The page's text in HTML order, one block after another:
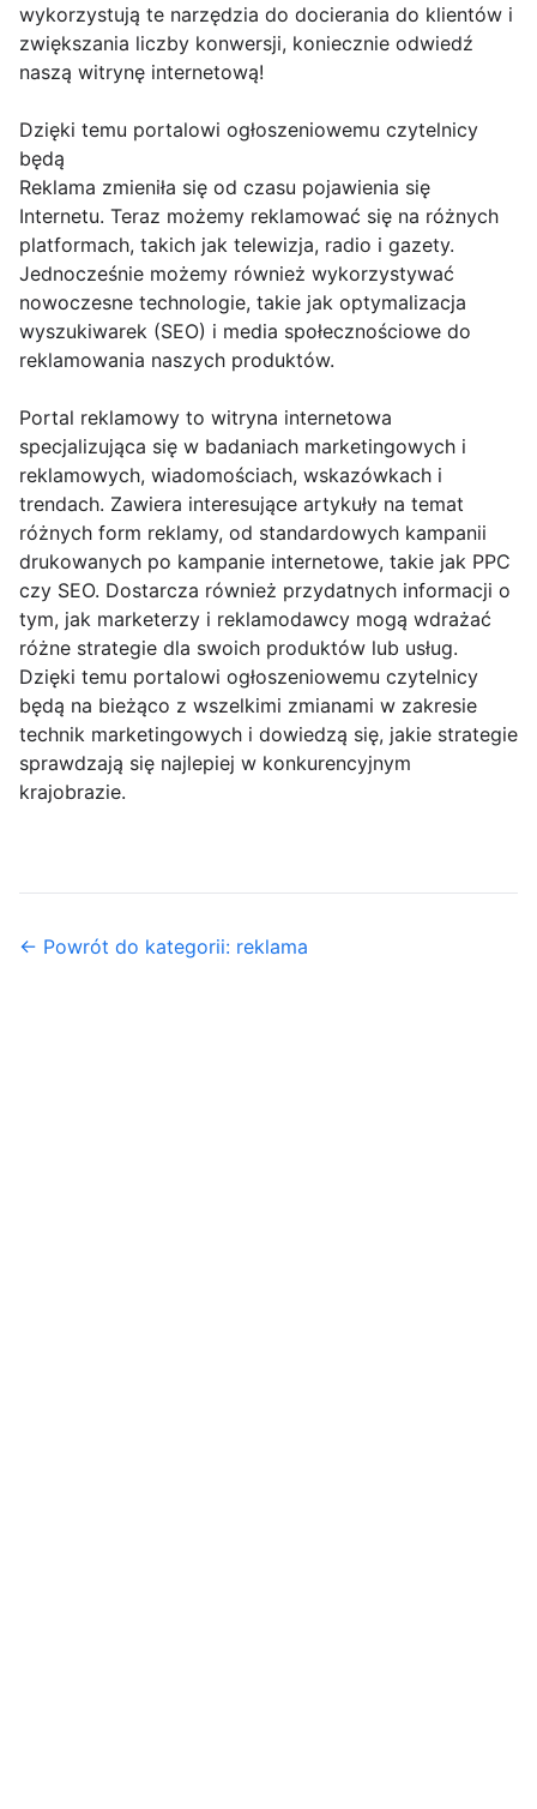
wykorzystują te narzędzia do docierania do klientów i
zwiększania liczby konwersji, koniecznie odwiedź
naszą witrynę internetową!
Dzięki temu portalowi ogłoszeniowemu czytelnicy
będą
Reklama zmieniła się od czasu pojawienia się
Internetu. Teraz możemy reklamować się na różnych
platformach, takich jak telewizja, radio i gazety.
Jednocześnie możemy również wykorzystywać
nowoczesne technologie, takie jak optymalizacja
wyszukiwarek (SEO) i media społecznościowe do
reklamowania naszych produktów.
Portal reklamowy to witryna internetowa
specjalizująca się w badaniach marketingowych i
reklamowych, wiadomościach, wskazówkach i
trendach. Zawiera interesujące artykuły na temat
różnych form reklamy, od standardowych kampanii
drukowanych po kampanie internetowe, takie jak PPC
czy SEO. Dostarcza również przydatnych informacji o
tym, jak marketerzy i reklamodawcy mogą wdrażać
różne strategie dla swoich produktów lub usług.
Dzięki temu portalowi ogłoszeniowemu czytelnicy
będą na bieżąco z wszelkimi zmianami w zakresie
technik marketingowych i dowiedzą się, jakie strategie
sprawdzają się najlepiej w konkurencyjnym
krajobrazie.
← Powrót do kategorii: reklama